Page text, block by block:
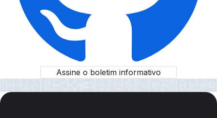
Assine o boletim informativo